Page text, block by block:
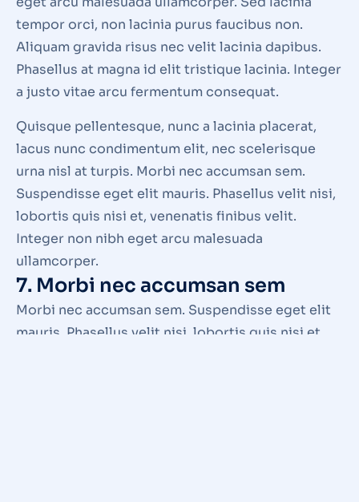
tempor orci, non lacinia purus faucibus non.
Aliquam gravida risus nec velit lacinia dapibus.
Phasellus at magna id elit tristique lacinia. Integer
a justo vitae arcu fermentum consequat.
Quisque pellentesque, nunc a lacinia placerat,
lacus nunc condimentum elit, nec scelerisque
urna nisl at turpis. Morbi nec accumsan sem.
Suspendisse eget elit mauris. Phasellus velit nisi,
lobortis quis nisi et, venenatis finibus velit.
Integer non nibh eget arcu malesuada
ullamcorper.
7. Morbi nec accumsan sem
Morbi nec accumsan sem. Suspendisse eget elit
mauris. Phasellus velit nisi, lobortis quis nisi et,